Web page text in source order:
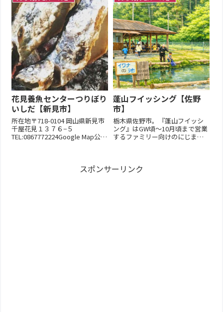
平日休【臨時休業】悪天候時に
休業の場合あり（公式HPを参
照）【釣 方】えさ釣り【釣
場形態】人工池【釣場規...
【注意事項】当ページでは当該
施設のイワナ釣り情報、つかみ
どりの情報のみを紹介していま
す。キャンプやその他アクティ
ビティは公...
花見養魚センターつりぼり
いしだ【新見市】
所在地〒718-0104 岡山県新見市
千屋花見１３７６−５
TEL:0867772224Google Map公式
蓬山フイッシング【佐野
市】
栃木県佐野市。『蓬山フイッシ
ング』はGW頃～10月頃まで営業
するファミリー向けのにじます
4月後半～10月【営業時間】9:00
スポンサーリンク